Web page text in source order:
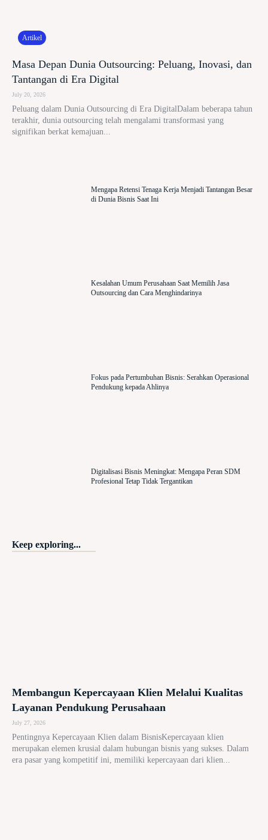
Artikel
Masa Depan Dunia Outsourcing: Peluang, Inovasi, dan
Tantangan di Era Digital
July 20, 2026
Peluang dalam Dunia Outsourcing di Era DigitalDalam beberapa tahun
terakhir, dunia outsourcing telah mengalami transformasi yang
signifikan berkat kemajuan...
Mengapa Retensi Tenaga Kerja Menjadi Tantangan Besar
di Dunia Bisnis Saat Ini
Kesalahan Umum Perusahaan Saat Memilih Jasa
Outsourcing dan Cara Menghindarinya
Fokus pada Pertumbuhan Bisnis: Serahkan Operasional
Pendukung kepada Ahlinya
Digitalisasi Bisnis Meningkat: Mengapa Peran SDM
Profesional Tetap Tidak Tergantikan
Keep exploring...
Membangun Kepercayaan Klien Melalui Kualitas
Layanan Pendukung Perusahaan
July 27, 2026
Pentingnya Kepercayaan Klien dalam BisnisKepercayaan klien
merupakan elemen krusial dalam hubungan bisnis yang sukses. Dalam
era pasar yang kompetitif ini, memiliki kepercayaan dari klien...